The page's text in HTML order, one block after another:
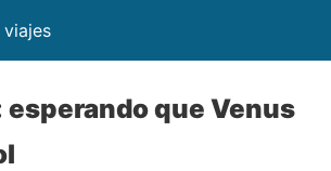
esperando que Venus